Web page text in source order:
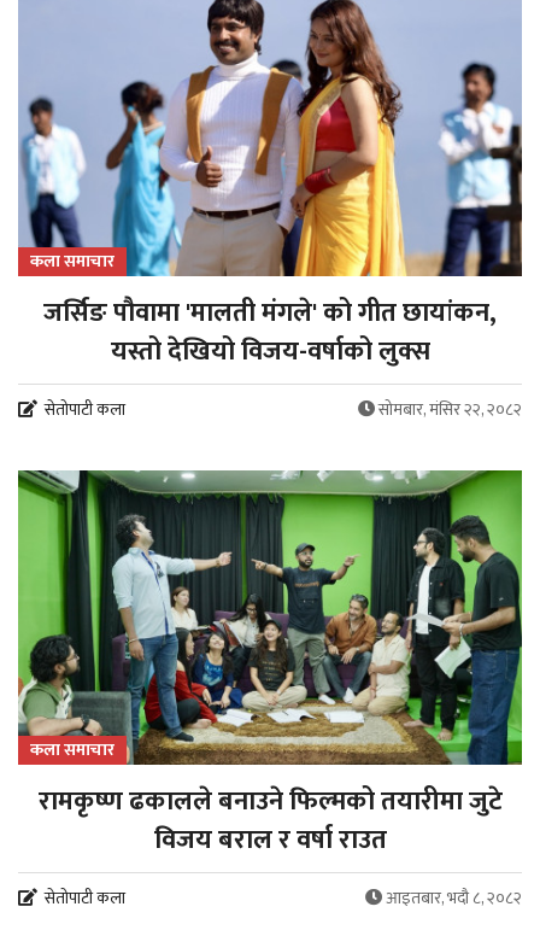
कला समाचार
जर्सिङ पौवामा 'मालती मंगले' को गीत छायांकन,
यस्तो देखियो विजय-वर्षाको लुक्स
सेतोपाटी कला सोमबार, मंसिर २२, २०८२
कला समाचार
रामकृष्ण ढकालले बनाउने फिल्मको तयारीमा जुटे
विजय बराल र वर्षा राउत
सेतोपाटी कला आइतबार, भदौ ८, २०८२